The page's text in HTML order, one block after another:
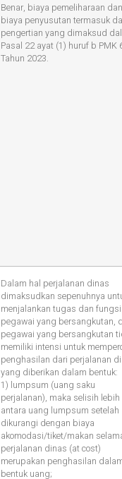
Benar, biaya pemeliharaan dan
biaya penyusutan termasuk
pengertian yang dimaksud
Pasal 22 ayat (1) huruf b PMK
Tahun 2023.
Dalam hal perjalanan dinas
dimaksudkan sepenuhnya
menjalankan tugas dan
pegawai yang bersangkutan,
pegawai yang bersangkutan
memiliki intensi untuk
penghasilan dari perjalanan
yang diberikan dalam bentuk:
1) lumpsum (uang saku
perjalanan), maka selisih lebih
antara uang lumpsum setelah
dikurangi dengan biaya
akomodasi/tiket/makan
perjalanan dinas (at cost)
merupakan penghasilan
bentuk uang;